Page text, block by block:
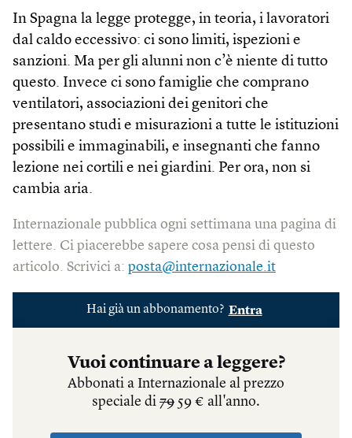
In Spagna la legge protegge, in teoria, i lavoratori
dal caldo eccessivo: ci sono limiti, ispezioni e
sanzioni. Ma per gli alunni non c’è niente di tutto
questo. Invece ci sono famiglie che comprano
ventilatori, associazioni dei genitori che
presentano studi e misurazioni a tutte le istituzioni
possibili e immaginabili, e insegnanti che fanno
lezione nei cortili e nei giardini. Per ora, non si
cambia aria.
Internazionale pubblica ogni settimana una pagina di
lettere. Ci piacerebbe sapere cosa pensi di questo
articolo. Scrivici a: posta@internazionale.it